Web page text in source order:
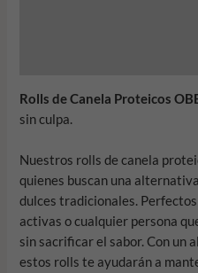
Rolls de Canela Proteicos
sin culpa.
Nuestros rolls de canela
quienes buscan una
dulces tradicionales.
activas o cualquier persona
sin sacrificar el sabor. Con un
estos rolls te ayudarán a